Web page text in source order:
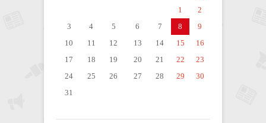
1
2
3
4 5 6 7 8
9
10
11 12 13 14 15
16
17
18 19 20 21 22
23
24
25 26 27 28 29
30
31